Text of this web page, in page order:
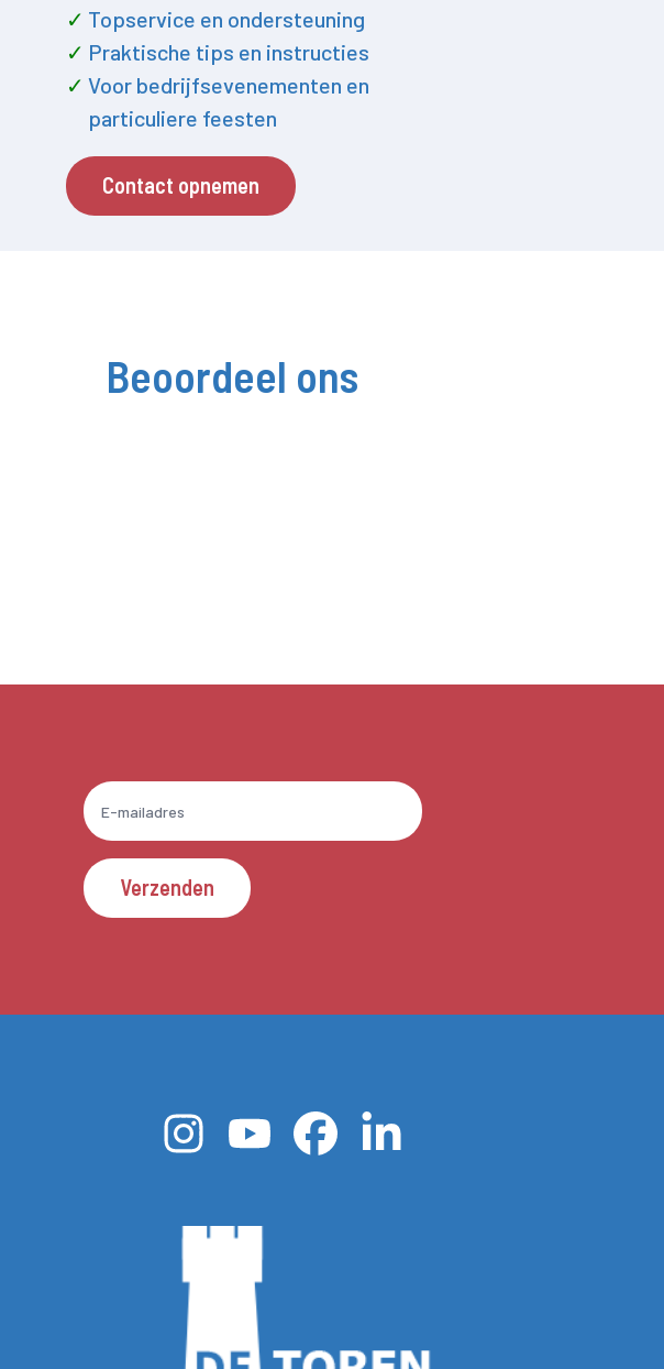
Topservice en ondersteuning
Praktische tips en instructies
Voor bedrijfsevenementen en
particuliere feesten
Contact opnemen
Beoordeel ons
Verzenden